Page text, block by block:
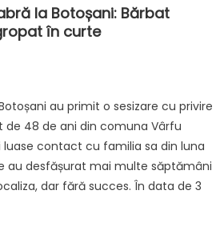
la Botoșani: Bărbat
în curte
au primit o sesizare cu privire
de 48 de ani din comuna Vârfu
contact cu familia sa din luna
au desfășurat mai multe săptămâni
dar fără succes. În data de 3